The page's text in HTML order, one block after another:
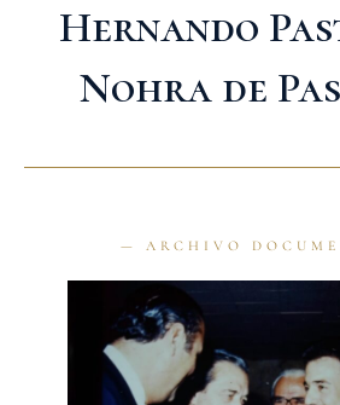
Hernando
Nohra de